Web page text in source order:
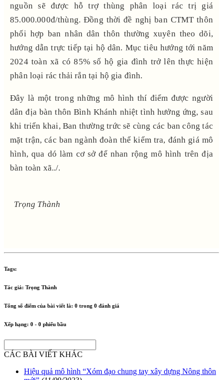
nguồn sẽ được hỗ trợ thùng phân loại rác trị giá
85.000.000đ/thùng. Đồng thời đề nghị ban CTMT thôn
phối hợp ban nhân dân thôn thường xuyên theo dõi,
hướng dẫn trực tiếp tại hộ dân. Mục tiêu hướng tới năm
2024 toàn xã có 85% số hộ gia đình trở lên thực hiện
phân loại rác thải rắn tại hộ gia đình.
Đây là một trong những mô hình thí điểm được người
dân địa bàn thôn Bình Khánh nhiệt tình hưởng ứng, sau
khi triển khai, Ban thường trức sẽ cùng các ban công tác
mặt trận, các ban ngành đoàn thể kiểm tra, đánh giá mô
hình, qua dó làm cơ sở để nhan rộng mô hình trên địa
bàn toàn xã../.
Trọng Thành
Tags:
Tác giả: Trọng Thành
Tổng số điểm của bài viết là: 0 trong 0 đánh giá
Xếp hạng: 0 - 0 phiếu bầu
CÁC BÀI VIẾT KHÁC
Hiệu quả mô hình “Xóm đạo chung tay xây dựng Nông thôn